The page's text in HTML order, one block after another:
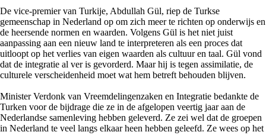
De vice-premier van Turkije, Abdullah Gül, riep de Turkse
gemeenschap in Nederland op om zich meer te richten op onderwijs en
de heersende normen en waarden. Volgens Gül is het niet juist
aanpassing aan een nieuw land te interpreteren als een proces dat
uitloopt op het verlies van eigen waarden als cultuur en taal. Gül vond
dat de integratie al ver is gevorderd. Maar hij is tegen assimilatie, de
culturele verscheidenheid moet wat hem betreft behouden blijven.
Minister Verdonk van Vreemdelingenzaken en Integratie bedankte de
Turken voor de bijdrage die ze in de afgelopen veertig jaar aan de
Nederlandse samenleving hebben geleverd. Ze zei wel dat de groepen
in Nederland te veel langs elkaar heen hebben geleefd. Ze wees op het